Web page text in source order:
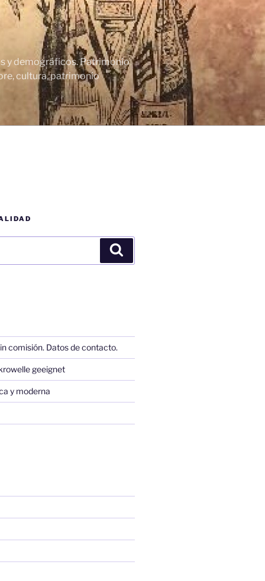
y demográficos. Patrimonio
cultura, patrimonio
comisión. Datos de contacto.
geeignet
y moderna